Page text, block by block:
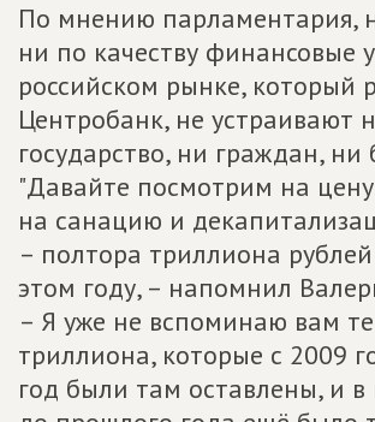
По мнению парламентария,
ни по качеству финансовые
российском рынке, который
Центробанк, не устраивают
государство, ни граждан, ни
"Давайте посмотрим на
на санацию и
– полтора триллиона
этом году, – напомнил
– Я уже не вспоминаю вам
триллиона, которые с 2009
год были там оставлены, и